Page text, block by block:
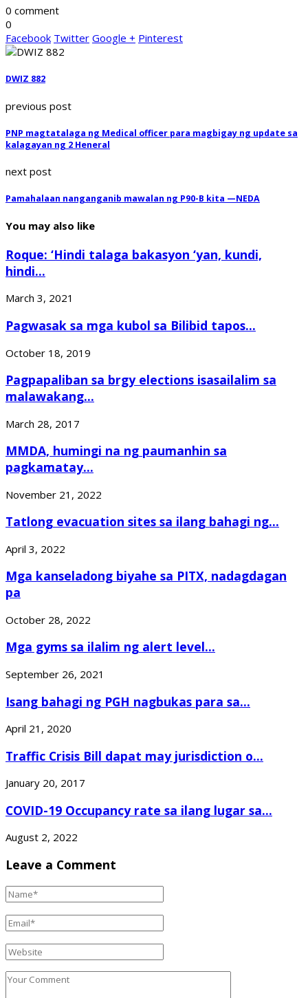
0 comment
0
Facebook Twitter Google + Pinterest
DWIZ 882
previous post
PNP magtatalaga ng Medical officer para magbigay ng update sa
kalagayan ng 2 Heneral
next post
Pamahalaan nanganganib mawalan ng P90-B kita —NEDA
You may also like
Roque: ‘Hindi talaga bakasyon ‘yan, kundi,
hindi...
March 3, 2021
Pagwasak sa mga kubol sa Bilibid tapos...
October 18, 2019
Pagpapaliban sa brgy elections isasailalim sa
malawakang...
March 28, 2017
MMDA, humingi na ng paumanhin sa
pagkamatay...
November 21, 2022
Tatlong evacuation sites sa ilang bahagi ng...
April 3, 2022
Mga kanseladong biyahe sa PITX, nadagdagan
pa
October 28, 2022
Mga gyms sa ilalim ng alert level...
September 26, 2021
Isang bahagi ng PGH nagbukas para sa...
April 21, 2020
Traffic Crisis Bill dapat may jurisdiction o...
January 20, 2017
COVID-19 Occupancy rate sa ilang lugar sa...
August 2, 2022
Leave a Comment